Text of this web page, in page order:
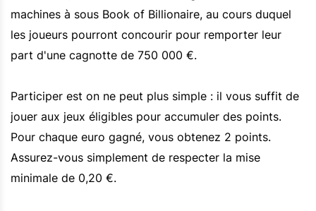
machines à sous Book of Billionaire, au cours duquel
les joueurs pourront concourir pour remporter leur
part d'une cagnotte de 750 000 €.
Participer est on ne peut plus simple : il vous suffit de
jouer aux jeux éligibles pour accumuler des points.
Pour chaque euro gagné, vous obtenez 2 points.
Assurez-vous simplement de respecter la mise
minimale de 0,20 €.